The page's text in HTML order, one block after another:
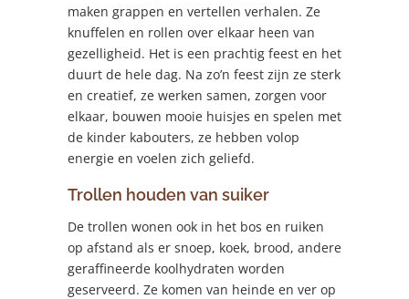
maken grappen en vertellen verhalen. Ze
knuffelen en rollen over elkaar heen van
gezelligheid. Het is een prachtig feest en het
duurt de hele dag. Na zo’n feest zijn ze sterk
en creatief, ze werken samen, zorgen voor
elkaar, bouwen mooie huisjes en spelen met
de kinder kabouters, ze hebben volop
energie en voelen zich geliefd.
Trollen houden van suiker
De trollen wonen ook in het bos en ruiken
op afstand als er snoep, koek, brood, andere
geraffineerde koolhydraten worden
geserveerd. Ze komen van heinde en ver op